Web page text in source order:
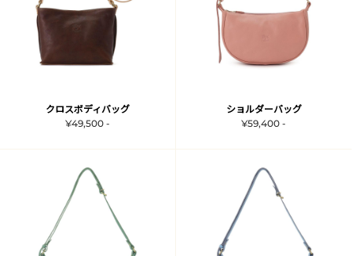
クロスボディバッグ
¥49,500 -
ショルダーバッグ
¥59,400 -